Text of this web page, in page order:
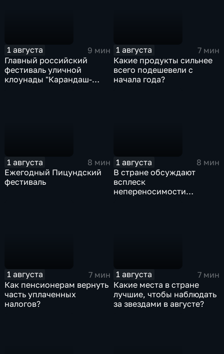
1 августа
9 мин
Главный российский
фестиваль уличной
клоунады "Карандаш-
1 августа
7 мин
Какие продукты сильнее
всего подешевели с
начала года?
1 августа
8 мин
Ежегодный Пицундский
фестиваль
1 августа
8 мин
В стране обсуждают
всплеск
непереносимости
1 августа
7 мин
Как пенсионерам вернуть
часть уплаченных
налогов?
1 августа
7 мин
Какие места в стране
лучшие, чтобы наблюдать
за звездами в августе?